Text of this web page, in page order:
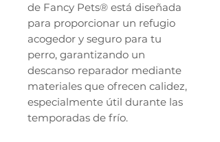
de Fancy Pets® está diseñada
para proporcionar un refugio
acogedor y seguro para tu
perro, garantizando un
descanso reparador mediante
materiales que ofrecen calidez,
especialmente útil durante las
temporadas de frío.